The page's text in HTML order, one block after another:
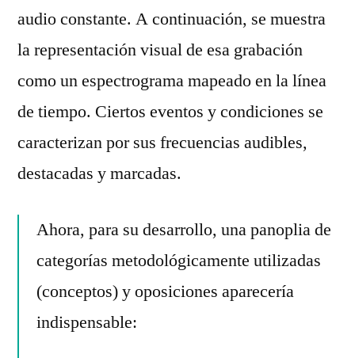
audio constante. A continuación, se muestra
la representación visual de esa grabación
como un espectrograma mapeado en la línea
de tiempo. Ciertos eventos y condiciones se
caracterizan por sus frecuencias audibles,
destacadas y marcadas.
Ahora, para su desarrollo, una panoplia de
categorías metodológicamente utilizadas
(conceptos) y oposiciones aparecería
indispensable: